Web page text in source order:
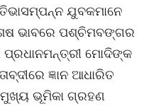
ଯୁବକମାନେ
ଭାବରେ ପଶ୍ଚିମବଙ୍ଗର
ମୋଦିଙ୍କ
ଜ୍ଞାନ ଆଧାରିତ
ମୁଖ୍ୟ ଭୂମିକା ଗ୍ରହଣ